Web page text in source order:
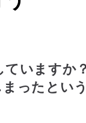
いますか
ったとい